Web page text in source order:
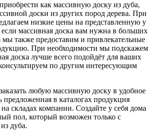
как массивную доску из дуба,
доски из других пород дерева. При
низкие цены на представленную у
массивная доска вам нужна в больших
мы также предоставим и привлекательные
При необходимости мы подскажем
доска лучше всего подойдёт для ваших
по другим интересующим
любую массивную доску в удобное
предложенная в каталогах продукция
на складах компании. Создайте у себя дома
пол, который возможен только с
дуба.